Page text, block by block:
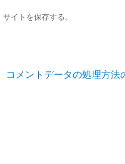
イトを保存する。
コメントデータの処理方法